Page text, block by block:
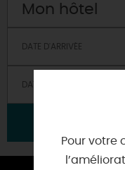
Mon hôtel
Pour votre